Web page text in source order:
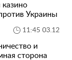
казино
Украины
11:45 03.12
и
сторона